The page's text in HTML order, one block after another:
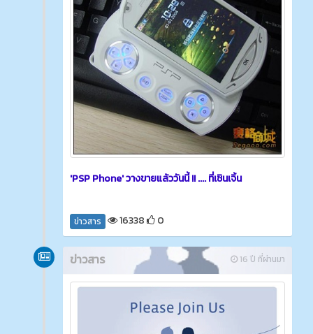
'PSP Phone' วางขายแล้ววันนี้ !! .... ที่เซินเจิ้น
ข่าวสาร 16338 0
16 ปี ที่ผ่านมา
ข่าวสาร